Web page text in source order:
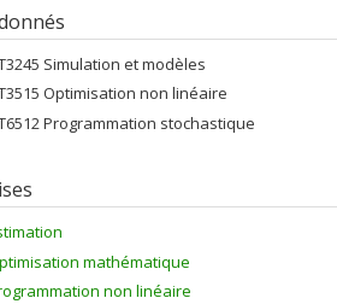
Simulation et modèles
Optimisation non linéaire
Programmation stochastique
mathématique
non linéaire